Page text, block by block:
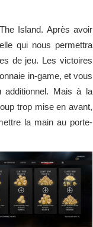
Island. Après avoir
qui nous permettra
de jeu. Les victoires
in-game, et vous
additionnel. Mais à la
trop mise en avant,
la main au porte-